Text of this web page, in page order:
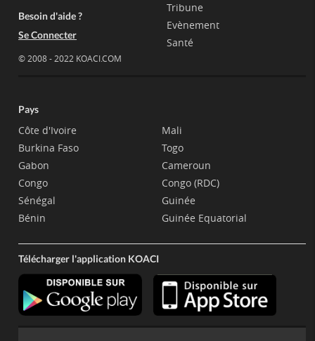
Besoin d'aide ?
Se Connecter
© 2008 - 2022 KOACI.COM
Tribune
Evènement
Santé
Pays
Côte d'Ivoire
Burkina Faso
Gabon
Congo
Sénégal
Bénin
Mali
Togo
Cameroun
Congo (RDC)
Guinée
Guinée Equatorial
Télécharger l'application KOACI